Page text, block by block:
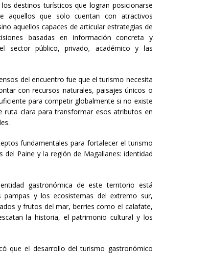
destinos turísticos que logran posicionarse
aquellos que solo cuentan con atractivos
aquellos capaces de articular estrategias de
basadas en información concreta y
sector público, privado, académico y las
del encuentro fue que el turismo necesita
con recursos naturales, paisajes únicos o
para competir globalmente si no existe
ruta clara para transformar esos atributos en
fundamentales para fortalecer el turismo
Paine y la región de Magallanes: identidad
gastronómica de este territorio está
y los ecosistemas del extremo sur,
y frutos del mar, berries como el calafate,
la historia, el patrimonio cultural y los
que el desarrollo del turismo gastronómico